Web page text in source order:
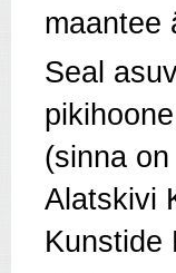
maantee
Seal
(sinna on
Alatskivi
Kunstide